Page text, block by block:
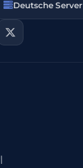
Deutsche Server